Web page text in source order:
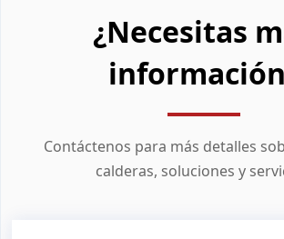
¿Necesitas
Contáctenos para más detalles
calderas, soluciones y